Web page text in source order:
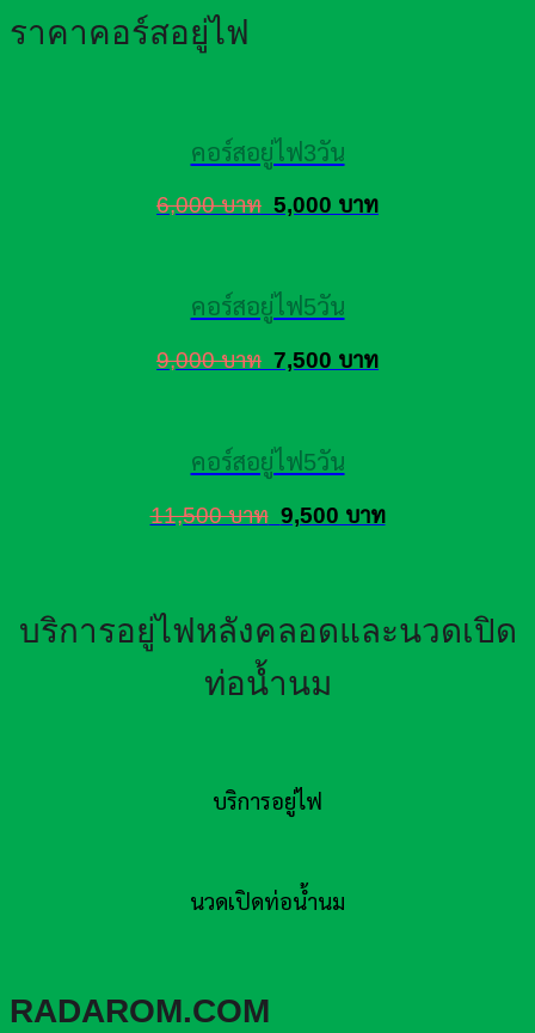
ราคาคอร์สอยู่ไฟ
คอร์สอยู่ไฟ3วัน
6,000 บาท 5,000 บาท
คอร์สอยู่ไฟ5วัน
9,000 บาท 7,500 บาท
คอร์สอยู่ไฟ5วัน
11,500 บาท 9,500 บาท
บริการอยู่ไฟหลังคลอดและนวดเปิด
ท่อน้ำนม
บริการอยู่ไฟ
นวดเปิดท่อน้ำนม
RADAROM.COM